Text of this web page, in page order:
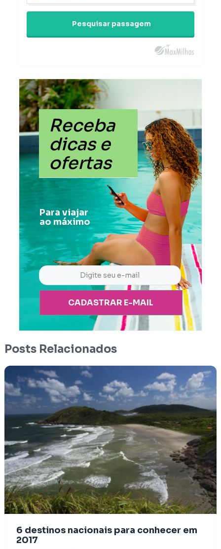
Pesquisar passagem
Receba
dicas e
ofertas
Para viajar
ao máximo
CADASTRAR E-MAIL
Posts Relacionados
6 destinos nacionais para conhecer em
2017